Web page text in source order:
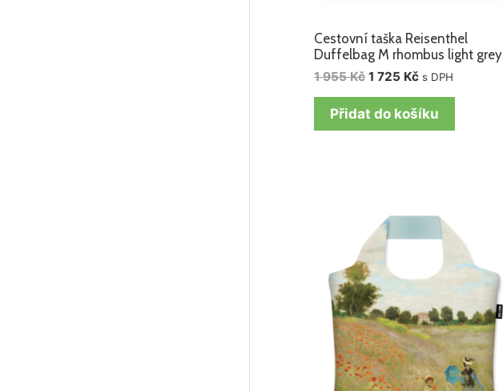
Cestovní taška Reisenthel
Duffelbag M rhombus light grey
1 955Kč 1 725 Kč s DPH
Přidat do košíku